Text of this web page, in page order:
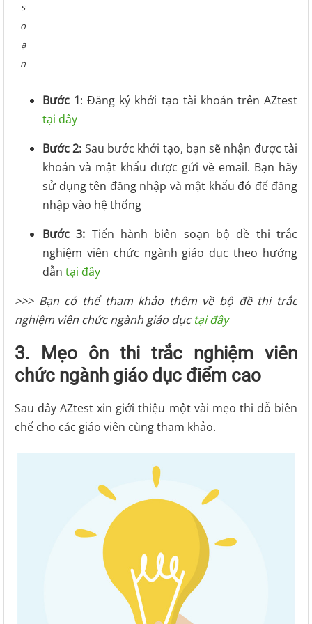
s
o
ạ
n
Bước 1: Đăng ký khởi tạo tài khoản trên AZtest
tại đây
Bước 2: Sau bước khởi tạo, bạn sẽ nhận được tài
khoản và mật khẩu được gửi về email. Bạn hãy
sử dụng tên đăng nhập và mật khẩu đó để đăng
nhập vào hệ thống
Bước 3: Tiến hành biên soạn bộ đề thi trắc
nghiệm viên chức ngành giáo dục theo hướng
dẫn tại đây
>>> Bạn có thể tham khảo thêm về bộ đề thi trắc
nghiệm viên chức ngành giáo dục tại đây
3. Mẹo ôn thi trắc nghiệm viên
chức ngành giáo dục điểm cao
Sau đây AZtest xin giới thiệu một vài mẹo thi đỗ biên
chế cho các giáo viên cùng tham khảo.